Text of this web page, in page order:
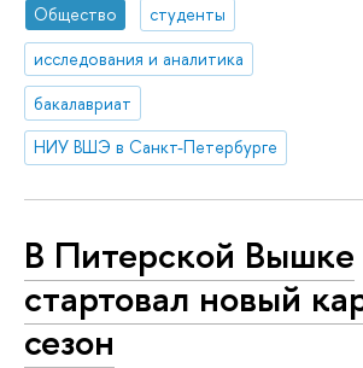
Общество
студенты
исследования и аналитика
бакалавриат
НИУ ВШЭ в Санкт-Петербурге
В Питерской Вышке
стартовал новый
сезон